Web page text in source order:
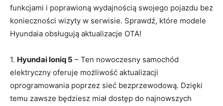
funkcjami i poprawioną ‍wydajnością⁢ swojego pojazdu bez⁢
konieczności wizyty w⁢ serwisie. Sprawdź, które modele
Hyundaia obsługują aktualizacje OTA!
1. Hyundai Ioniq 5 – Ten nowoczesny samochód
elektryczny oferuje ‌możliwość ⁤aktualizacji
oprogramowania poprzez sieć bezprzewodową. Dzięki
temu zawsze będziesz miał dostęp do najnowszych